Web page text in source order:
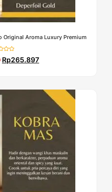
Original Aroma Luxury Premium
Rp265.897